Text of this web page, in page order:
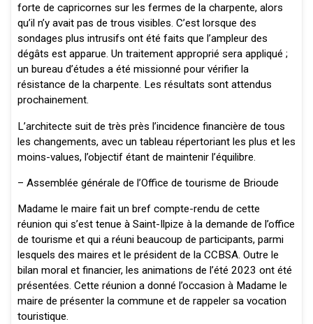
forte de capricornes sur les fermes de la charpente, alors
qu’il n’y avait pas de trous visibles. C’est lorsque des
sondages plus intrusifs ont été faits que l’ampleur des
dégâts est apparue. Un traitement approprié sera appliqué ;
un bureau d’études a été missionné pour vérifier la
résistance de la charpente. Les résultats sont attendus
prochainement.
L’architecte suit de très près l’incidence financière de tous
les changements, avec un tableau répertoriant les plus et les
moins-values, l’objectif étant de maintenir l’équilibre.
– Assemblée générale de l’Office de tourisme de Brioude
Madame le maire fait un bref compte-rendu de cette
réunion qui s’est tenue à Saint-Ilpize à la demande de l’office
de tourisme et qui a réuni beaucoup de participants, parmi
lesquels des maires et le président de la CCBSA. Outre le
bilan moral et financier, les animations de l’été 2023 ont été
présentées. Cette réunion a donné l’occasion à Madame le
maire de présenter la commune et de rappeler sa vocation
touristique.